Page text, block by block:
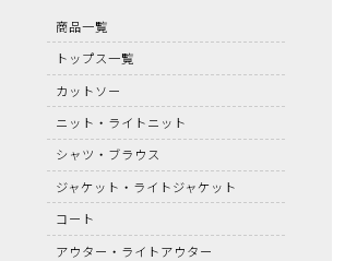
商品一覧
トップス一覧
カットソー
ニット・ライトニット
シャツ・ブラウス
ジャケット・ライトジャケット
コート
アウター・ライトアウター